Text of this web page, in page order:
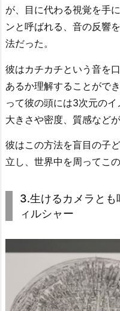
が、目に代わる視覚を手
ンと呼ばれる、音の反響
法だった。
彼はカチカチという音を
あるか理解することがで
って彼の頭には3次元の
大きさや密度、質感などが
彼はこの方法を盲目の子
立し、世界中を周ってこ
3.生けるカメラとも
ィルシャー